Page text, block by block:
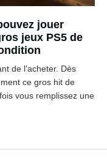
jouer
jeux PS5 de
de l'acheter. Dès
ce gros hit de
vous remplissez une